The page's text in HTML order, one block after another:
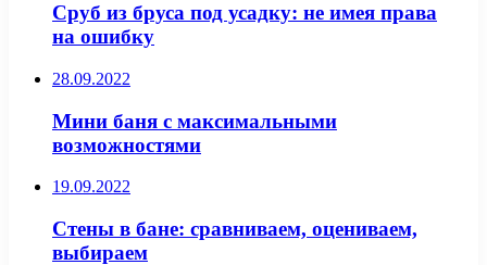
Сруб из бруса под усадку: не имея права
на ошибку
28.09.2022
Мини баня с максимальными
возможностями
19.09.2022
Стены в бане: сравниваем, оцениваем,
выбираем